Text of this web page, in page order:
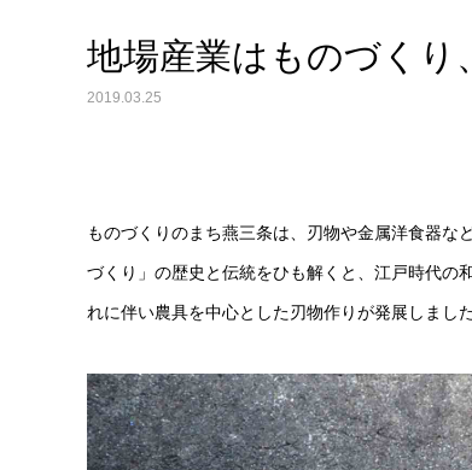
地場産業はものづくり
2019.03.25
ものづくりのまち燕三条は、刃物や金属洋食器
づくり」の歴史と伝統をひも解くと、江戸時代の
れに伴い農具を中心とした刃物作りが発展しまし